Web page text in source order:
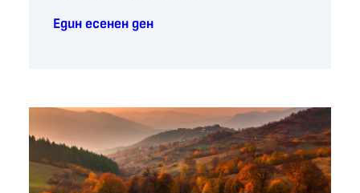
Един есенен ден